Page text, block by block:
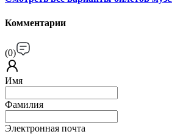
Комментарии
(0)
Имя
Фамилия
Электронная почта